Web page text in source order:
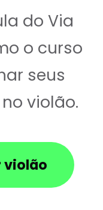
do Via
o curso
seus
violão.
violão